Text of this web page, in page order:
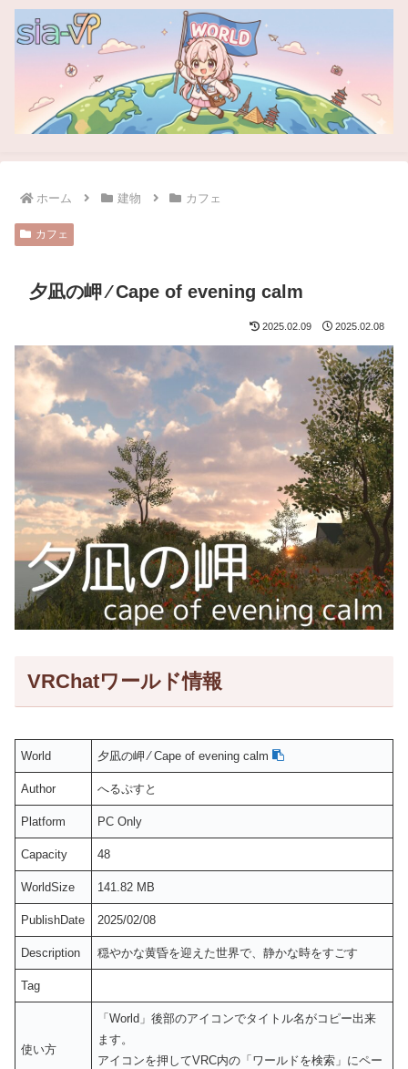
ホーム 建物 カフェ
カフェ
夕凪の岬 ⁄ Cape of evening calm
2025.02.09 2025.02.08
VRChatワールド情報
World 夕凪の岬 ⁄ Cape of evening calm
Author へるぷすと
Platform PC Only
Capacity 48
WorldSize 141.82 MB
PublishDate 2025/02/08
Description 穏やかな黄昏を迎えた世界で、静かな時をすごす
Tag
使い方
「World」後部のアイコンでタイトル名がコピー出来
ます。
アイコンを押してVRC内の「ワールドを検索」にペー